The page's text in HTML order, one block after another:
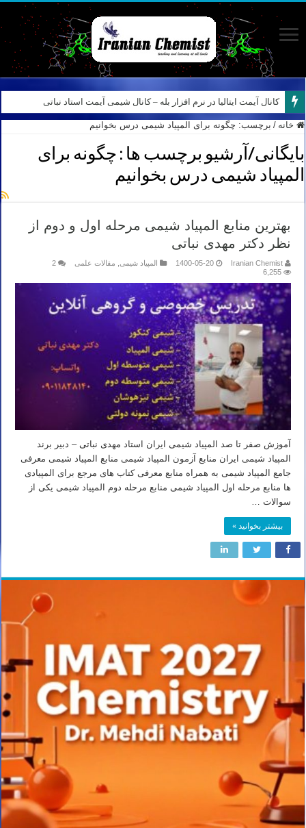
کانال آیمت ایتالیا در نرم افزار بله – کانال شیمی آیمت استاد نباتی
خانه / برچسب: چگونه برای المپیاد شیمی درس بخوانیم
بایگانی/آرشیو برچسب ها : چگونه برای
المپیاد شیمی درس بخوانیم
بهترین منابع المپیاد شیمی مرحله اول و دوم از
نظر دکتر مهدی نباتی
Iranian Chemist
1400-05-20 المپیاد شیمی مقالات علمی
2
6,255
آموزش صفر تا صد المپیاد شیمی ایران استاد مهدی نباتی – دبیر برند
المپیاد شیمی ایران منابع آزمون المپیاد شیمی منابع المپیاد شیمی معرفی
جامع المپیاد شیمی به همراه منابع معرفی کتاب های مرجع برای المپیادی
ها منابع مرحله اول المپیاد شیمی منابع مرحله دوم المپیاد شیمی یکی از
سوالات …
بیشتر بخوانید »